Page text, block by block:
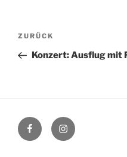
Beitragsnavigation
Vorheriger
Beitrag
ZURÜCK
Konzert: Ausflug mit
FacebookInstagram